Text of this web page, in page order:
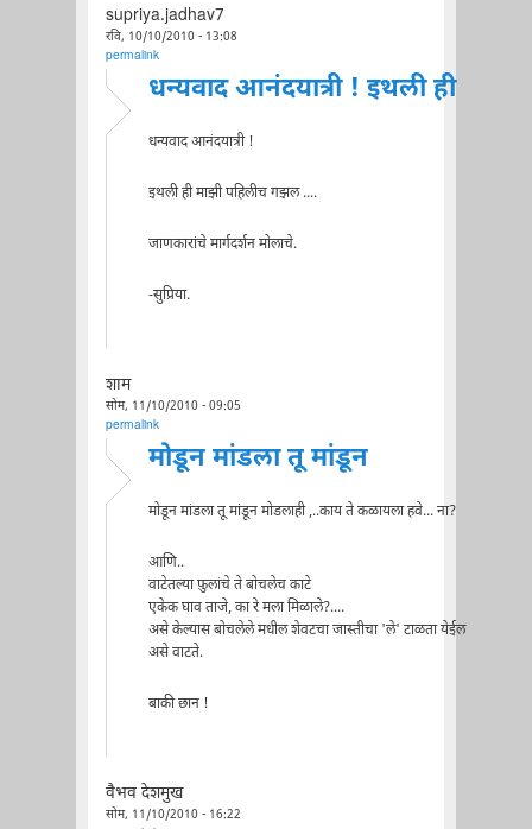
supriya.jadhav7
रवि, 10/10/2010 - 13:08
permalink
धन्यवाद आनंदयात्री ! इथली ही
धन्यवाद आनंदयात्री !
इथली ही माझी पहिलीच गझल ....
जाणकारांचे मार्गदर्शन मोलाचे.
-सुप्रिया.
शाम
सोम, 11/10/2010 - 09:05
permalink
मोडून मांडला तू मांडून
मोडून मांडला तू मांडून मोडलाही ,..काय ते कळायला हवे... ना?
आणि..
वाटेतल्या फ़ुलांचे ते बोचलेच काटे
एकेक घाव ताजे, का रे मला मिळाले?....
असे केल्यास बोचलेले मधील शेवटचा जास्तीचा 'ले' टाळता येईल
असे वाटते.
बाकी छान !
वैभव देशमुख
सोम, 11/10/2010 - 16:22